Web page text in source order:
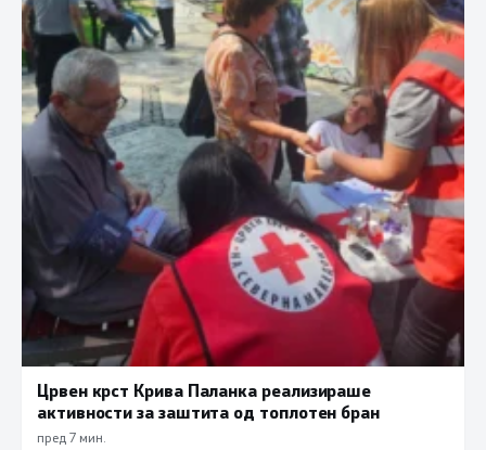
Црвен крст Крива Паланка реализираше
активности за заштита од топлотен бран
пред 7 мин.